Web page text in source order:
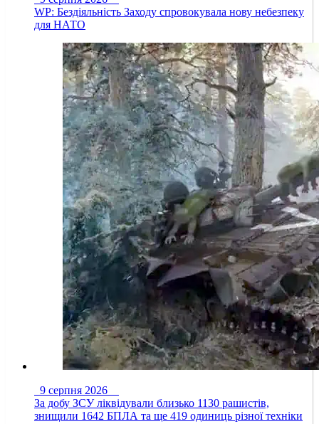
WP: Бездіяльність Заходу спровокувала нову небезпеку
для НАТО
9 серпня 2026
За добу ЗСУ ліквідували близько 1130 рашистів,
знищили 1642 БПЛА та ще 419 одиниць різної техніки